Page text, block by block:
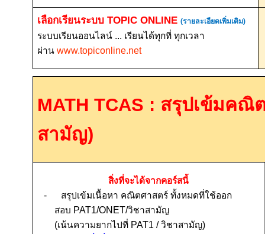
เลือกเรียนระบบTOPIC ONLINE (รายละเอียดเพิ่มเติม)
ระบบเรียนออนไลน์ ... เรียนได้ทุกที่ ทุกเวลา
ผ่านwww.topiconline.net
MATH TCAS : สรุปเข้มคณิ
สามัญ)
สิ่งที่จะได้จากคอร์สนี้
-
สรุปเข้มเนื้อหา คณิตศาสตร์ ทั้งหมดที่ใช้ออก
สอบ PAT1/ONET/วิชาสามัญ
(เน้นความยากไปที่ PAT1 /วิชาสามัญ)